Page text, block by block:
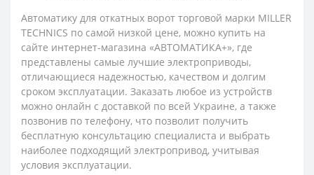
Автоматику для откатных ворот торговой марки MILLER
TECHNICS по самой низкой цене, можно купить на
сайте интернет-магазина «АВТОМАТИКА+», где
представлены самые лучшие электроприводы,
отличающиеся надежностью, качеством и долгим
сроком эксплуатации. Заказать любое из устройств
можно онлайн с доставкой по всей Украине, а также
позвонив по телефону, что позволит получить
бесплатную консультацию специалиста и выбрать
наиболее подходящий электропривод, учитывая
условия эксплуатации.